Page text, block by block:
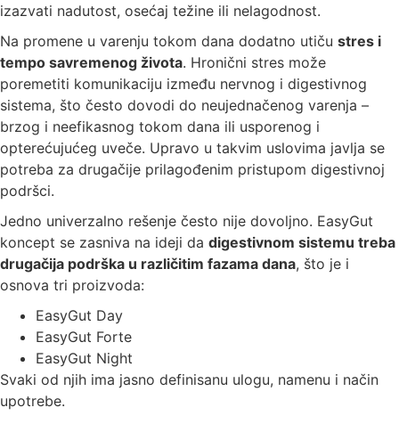
izazvati nadutost, osećaj težine ili nelagodnost.
Na promene u varenju tokom dana dodatno utiču stres i
tempo savremenog života. Hronični stres može
poremetiti komunikaciju između nervnog i digestivnog
sistema, što često dovodi do neujednačenog varenja –
brzog i neefikasnog tokom dana ili usporenog i
opterećujućeg uveče. Upravo u takvim uslovima javlja se
potreba za drugačije prilagođenim pristupom digestivnoj
podršci.
Jedno univerzalno rešenje često nije dovoljno. EasyGut
koncept se zasniva na ideji da digestivnom sistemu treba
drugačija podrška u različitim fazama dana, što je i
osnova tri proizvoda:
EasyGut Day
EasyGut Forte
EasyGut Night
Svaki od njih ima jasno definisanu ulogu, namenu i način
upotrebe.